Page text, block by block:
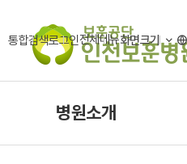
통합검색로그인전체메뉴화면크기
병원소개